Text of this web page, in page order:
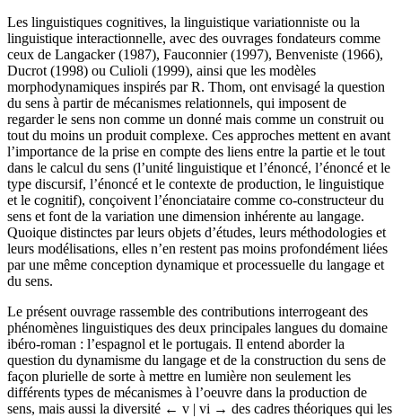
Les linguistiques cognitives, la linguistique variationniste ou la
linguistique interactionnelle, avec des ouvrages fondateurs comme
ceux de Langacker (1987), Fauconnier (1997), Benveniste (1966),
Ducrot (1998) ou Culioli (1999), ainsi que les modèles
morphodynamiques inspirés par R. Thom, ont envisagé la question
du sens à partir de mécanismes relationnels, qui imposent de
regarder le sens non comme un donné mais comme un construit ou
tout du moins un produit complexe. Ces approches mettent en avant
l’importance de la prise en compte des liens entre la partie et le tout
dans le calcul du sens (l’unité linguistique et l’énoncé, l’énoncé et le
type discursif, l’énoncé et le contexte de production, le linguistique
et le cognitif), conçoivent l’énonciataire comme co-constructeur du
sens et font de la variation une dimension inhérente au langage.
Quoique distinctes par leurs objets d’études, leurs méthodologies et
leurs modélisations, elles n’en restent pas moins profondément liées
par une même conception dynamique et processuelle du langage et
du sens.
Le présent ouvrage rassemble des contributions interrogeant des
phénomènes linguistiques des deux principales langues du domaine
ibéro-roman : l’espagnol et le portugais. Il entend aborder la
question du dynamisme du langage et de la construction du sens de
façon plurielle de sorte à mettre en lumière non seulement les
différents types de mécanismes à l’oeuvre dans la production de
sens, mais aussi la diversité ← v | vi → des cadres théoriques qui les